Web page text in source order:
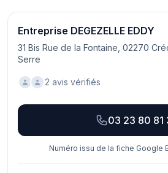
Entreprise DEGEZELLE EDDY
31 Bis Rue de la Fontaine, 02270
Serre
2 avis vérifiés
03 23 80 81
Numéro issu de la fiche Google